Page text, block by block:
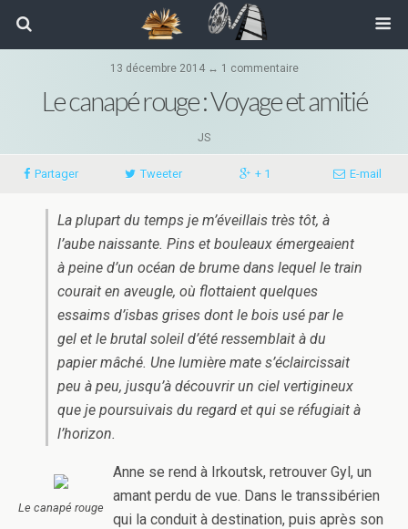
13 décembre 2014 ↔ 1 commentaire
Le canapé rouge : Voyage et amitié
JS
Partager Tweeter + 1 E-mail
La plupart du temps je m’éveillais très tôt, à
l’aube naissante. Pins et bouleaux émergeaient
à peine d’un océan de brume dans lequel le train
courait en aveugle, où flottaient quelques
essaims d’isbas grises dont le bois usé par le
gel et le brutal soleil d’été ressemblait à du
papier mâché. Une lumière mate s’éclaircissait
peu à peu, jusqu’à découvrir un ciel vertigineux
que je poursuivais du regard et qui se réfugiait à
l’horizon.
Le canapé rouge
Anne se rend à Irkoutsk, retrouver Gyl, un
amant perdu de vue. Dans le transsibérien
qui la conduit à destination, puis après son